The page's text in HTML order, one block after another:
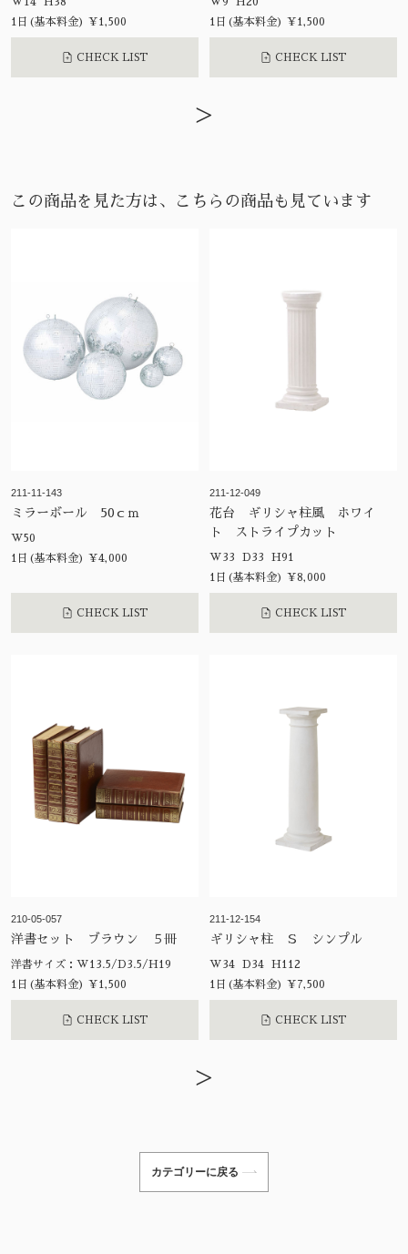
1日(基本料金) ¥1,500
CHECK LIST
1日(基本料金) ¥1,500
CHECK LIST
>
この商品を見た方は、こちらの商品も見ています
211-11-143
ミラーボール 50ｃｍ
W50
1日(基本料金) ¥4,000
CHECK LIST
211-12-049
花台 ギリシャ柱風 ホワイ
ト ストライプカット
W33 D33 H91
1日(基本料金) ¥8,000
CHECK LIST
210-05-057
洋書セット ブラウン ５冊
洋書サイズ：W13.5/D3.5/H19
1日(基本料金) ¥1,500
CHECK LIST
211-12-154
ギリシャ柱 Ｓ シンプル
W34 D34 H112
1日(基本料金) ¥7,500
CHECK LIST
>
カテゴリーに戻る